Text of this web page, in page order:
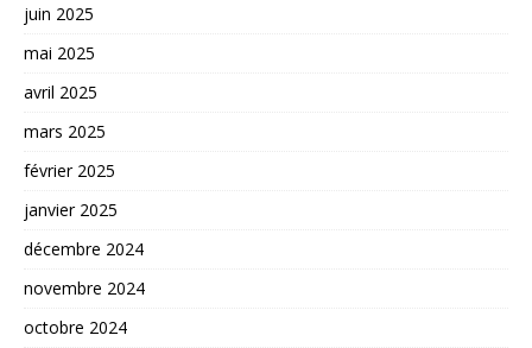
juin 2025
mai 2025
avril 2025
mars 2025
février 2025
janvier 2025
décembre 2024
novembre 2024
octobre 2024